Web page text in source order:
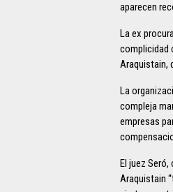
aparecen
La ex
complicidad
Araquistain,
La
compleja
empresas
El juez
Araquistain